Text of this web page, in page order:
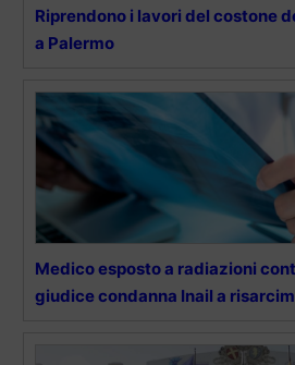
Riprendono i lavori del costone
a Palermo
Medico esposto a radiazioni
giudice condanna Inail a